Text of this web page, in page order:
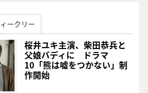
ークリー
桜井ユキ主演、柴田恭兵と
父娘バディに ドラマ
10「熊は嘘をつかない」制
作開始